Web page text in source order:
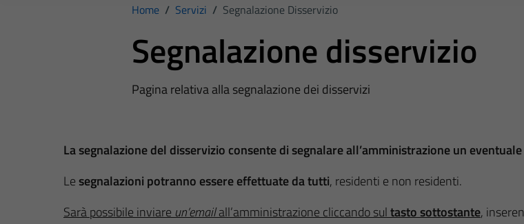
Home / Servizi / Segnalazione Disservizio
Segnalazione disservizio
Pagina relativa alla segnalazione dei disservizi
La segnalazione del disservizio consente di segnalare all’amministrazione un
Le segnalazioni potranno essere effettuate da tutti, residenti e non residenti.
Sarà possibile inviare un’emailall’amministrazione cliccando sultasto sottostante,